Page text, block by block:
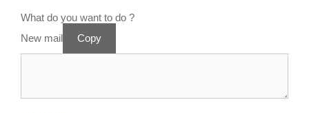
What do you want to do ?
New mail
Copy